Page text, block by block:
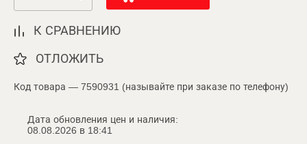
К СРАВНЕНИЮ
ОТЛОЖИТЬ
Код товара — 7590931 (называйте при заказе по телефону)
Дата обновления цен и наличия:
08.08.2026 в 18:41